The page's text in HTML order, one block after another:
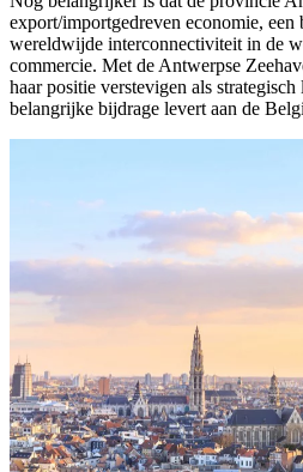
export/importgedreven economie, een
wereldwijde interconnectiviteit in de
commercie. Met de Antwerpse
haar positie verstevigen als
belangrijke bijdrage levert aan de